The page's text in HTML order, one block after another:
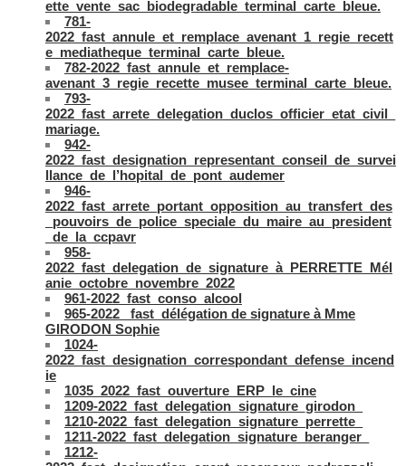
ette_vente_sac_biodegradable_terminal_carte_bleue.
781-
2022_fast_annule_et_remplace_avenant_1_regie_recett
e_mediatheque_terminal_carte_bleue.
782-2022_fast_annule_et_remplace-
avenant_3_regie_recette_musee_terminal_carte_bleue.
793-
2022_fast_arrete_delegation_duclos_officier_etat_civil_
mariage.
942-
2022_fast_designation_representant_conseil_de_survei
llance_de_l’hopital_de_pont_audemer
946-
2022_fast_arrete_portant_opposition_au_transfert_des
_pouvoirs_de_police_speciale_du_maire_au_president
_de_la_ccpavr
958-
2022_fast_delegation_de_signature_à_PERRETTE_Mél
anie_octobre_novembre_2022
961-2022_fast_conso_alcool
965-2022 _fast_délégation de signature à Mme
GIRODON Sophie
1024-
2022_fast_designation_correspondant_defense_incend
ie
1035_2022_fast_ouverture_ERP_le_cine
1209-2022_fast_delegation_signature_girodon_
1210-2022_fast_delegation_signature_perrette_
1211-2022_fast_delegation_signature_beranger_
1212-